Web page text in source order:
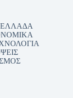
ΕΛΛΑΔΑ